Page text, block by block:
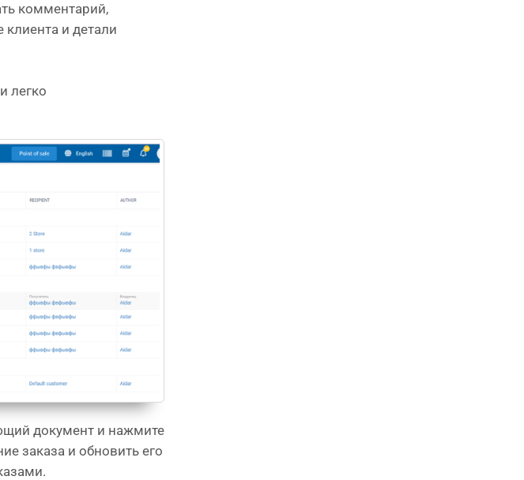
комментарий,
и детали
легко
документ и нажмите
заказа и обновить его